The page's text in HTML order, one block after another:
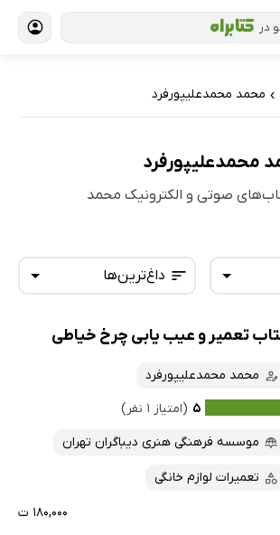
در
› محمد محمدعلیپورفرد
محمدعلیپورفرد
صوتی و الکترونیک محمد
داغ‌ترین‌ها
تازه‌ها
داغ‌ترین‌ها
پرفروش‌ها
پربحث‌ها
ارزان ترین‌ها
تعمیر و عیب یابی چرخ خیاطی
محمد محمدعلیپورفرد
۵ (امتیاز ۱ نفر)
موسسه فرهنگی هنری دیباگران تهران
تعمیرات لوازم خانگی
۱۸۰,۰۰۰ ت